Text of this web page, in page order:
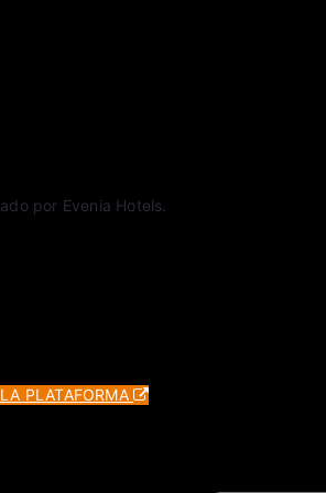
por Evenia Hotels.
PLATAFORMA